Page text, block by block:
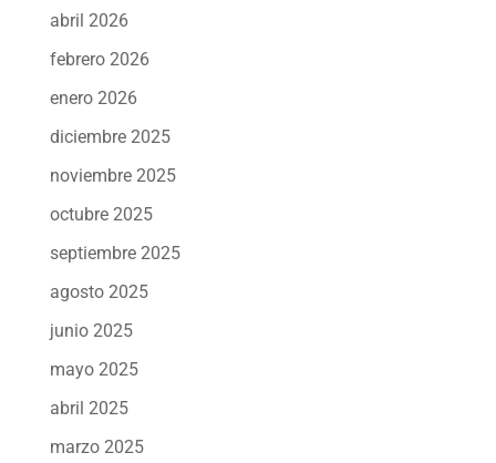
abril 2026
febrero 2026
enero 2026
diciembre 2025
noviembre 2025
octubre 2025
septiembre 2025
agosto 2025
junio 2025
mayo 2025
abril 2025
marzo 2025